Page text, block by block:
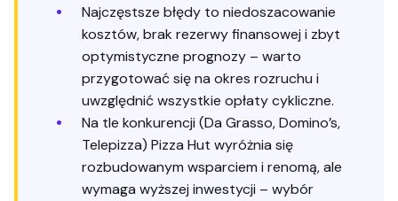
Najczęstsze błędy to niedoszacowanie
kosztów, brak rezerwy finansowej i zbyt
optymistyczne prognozy – warto
przygotować się na okres rozruchu i
uwzględnić wszystkie opłaty cykliczne.
Na tle konkurencji (Da Grasso, Domino’s,
Telepizza) Pizza Hut wyróżnia się
rozbudowanym wsparciem i renomą, ale
wymaga wyższej inwestycji – wybór